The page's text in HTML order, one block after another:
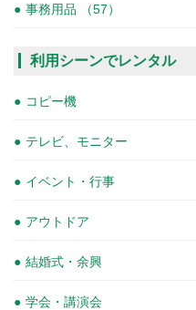
事務用品 （57）
利用シーンでレンタル
コピー機
テレビ、モニター
イベント・行事
アウトドア
結婚式・余興
学会・講演会